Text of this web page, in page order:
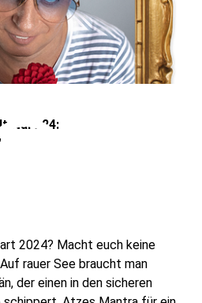
24:
2024? Macht euch keine
rauer See braucht man
der einen in den sicheren